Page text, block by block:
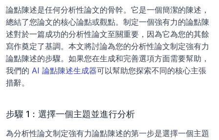
論點陳述是任何分析性論文的骨幹。它是一個簡潔的陳述，
總結了您論文的核心論點或觀點。制定一個強有力的論點陳
述對於一篇成功的分析性論文至關重要，因為它為您的其餘
寫作奠定了基調。本文將討論為您的分析性論文制定強有力
論點陳述的步驟。如果您在生成和完善選項方面需要幫助，
我們的 AI 論點陳述生成器可以幫助您探索不同的核心主張
措辭。
步驟 1：選擇一個主題並進行分析
為分析性論文制定強有力論點陳述的第一步是選擇一個主題